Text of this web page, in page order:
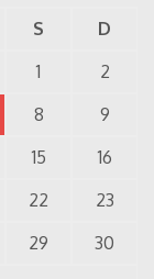
S
D
1
2
8
9
15
16
22
23
29
30